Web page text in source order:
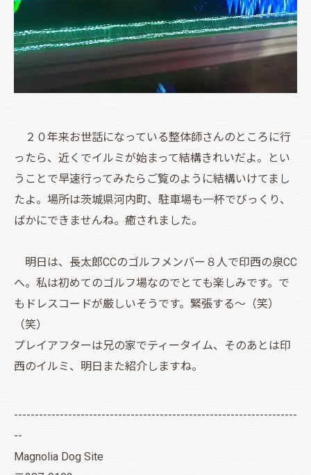
２０年来お世話になっている整体師さんのところに行
ったら、近くでイルミが始まって結構きれいだよ。とい
うことで早速行ってみたらご覧のように結構いけてまし
たよ。場所は茨城県河内町、駐車場も一杯でびっくり、
ばかにできませんね。癒されました。
明日は、長太郎CCのゴルフメンバー８人で印西の泉CC
へ。私は初めてのゴルフ場なのでとても楽しみです。で
もドレスコードが厳しいそうです。緊張する～（笑）
（笑）
プレイアフターは兄の家でティータイム、そのあとは印
西のイルミ、明日また紹介しますね。
--------------------------------------------------------------------
--
Magnolia Dog Site